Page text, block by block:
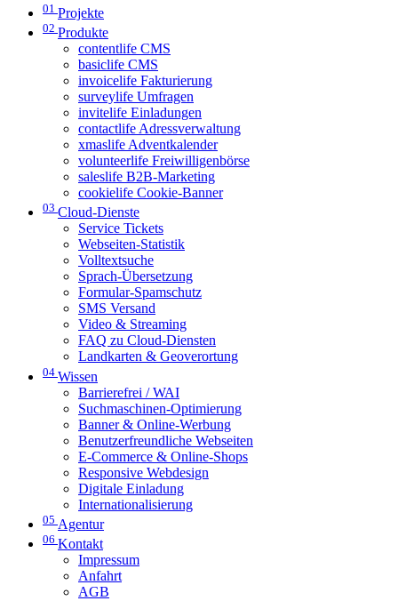
01 Projekte
02 Produkte
contentlife CMS
basiclife CMS
invoicelife Fakturierung
surveylife Umfragen
invitelife Einladungen
contactlife Adressverwaltung
xmaslife Adventkalender
volunteerlife Freiwilligenbörse
saleslife B2B-Marketing
cookielife Cookie-Banner
03 Cloud-Dienste
Service Tickets
Webseiten-Statistik
Volltextsuche
Sprach-Übersetzung
Formular-Spamschutz
SMS Versand
Video & Streaming
FAQ zu Cloud-Diensten
Landkarten & Geoverortung
04 Wissen
Barrierefrei / WAI
Suchmaschinen-Optimierung
Banner & Online-Werbung
Benutzerfreundliche Webseiten
E-Commerce & Online-Shops
Responsive Webdesign
Digitale Einladung
Internationalisierung
05 Agentur
06 Kontakt
Impressum
Anfahrt
AGB